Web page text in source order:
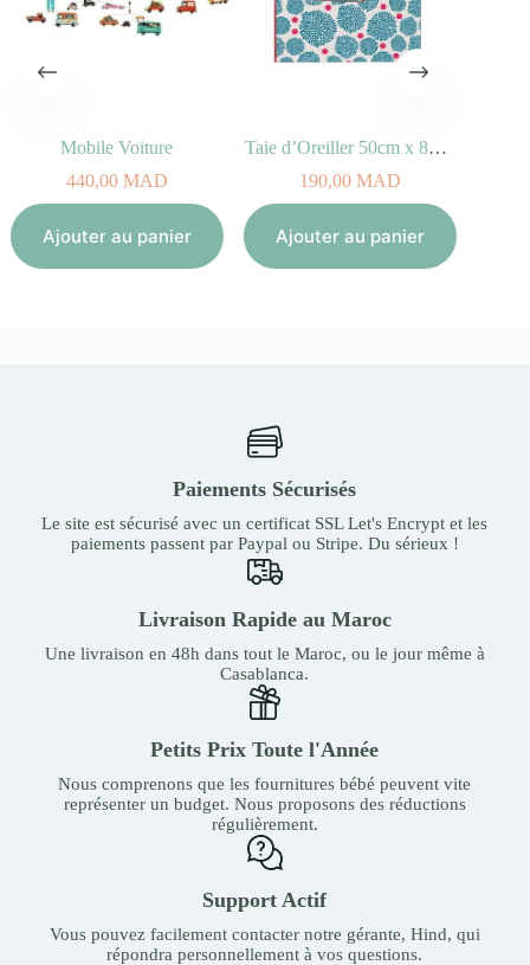
Mobile Voiture
440,00MAD
Ajouter au panier
Taie d’Oreiller 50cm x 80cm – Orient
190,00MAD
Ajouter au panier
Paiements Sécurisés
Le site est sécurisé avec un certificat SSL Let's Encrypt et les
paiements passent par Paypal ou Stripe. Du sérieux !
Livraison Rapide au Maroc
Une livraison en 48h dans tout le Maroc, ou le jour même à
Casablanca.
Petits Prix Toute l'Année
Nous comprenons que les fournitures bébé peuvent vite
représenter un budget. Nous proposons des réductions
régulièrement.
Support Actif
Vous pouvez facilement contacter notre gérante, Hind, qui
répondra personnellement à vos questions.